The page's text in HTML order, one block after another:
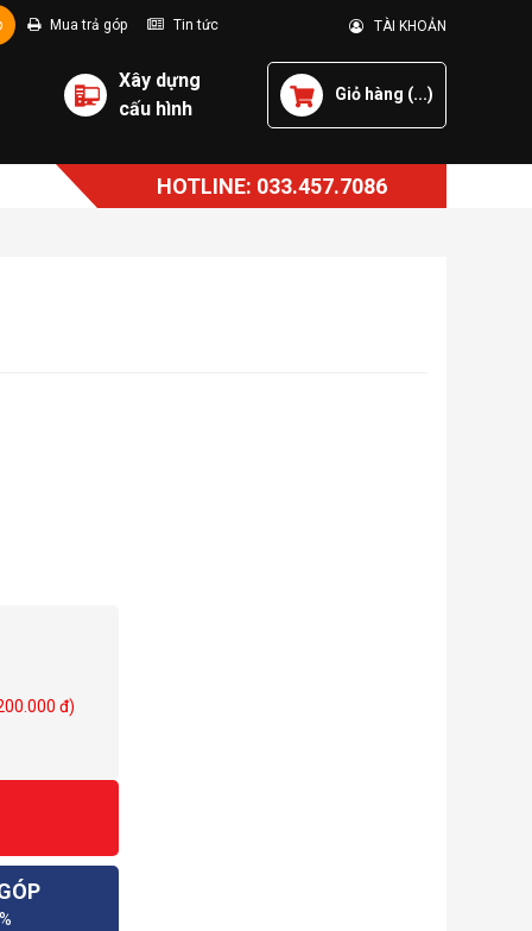
Mua trả góp Tin tức TÀI KHOẢN
Xây dựng
cấu hình
Giỏ hàng (...)
HOTLINE: 033.457.7086
đ)